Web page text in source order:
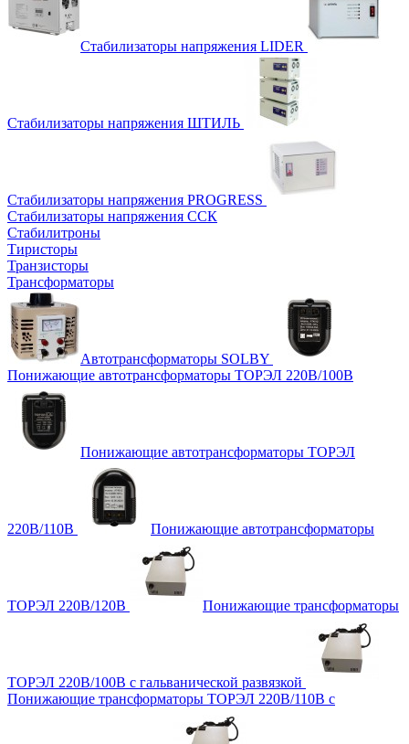
Стабилизаторы напряжения LIDER
Стабилизаторы напряжения ШТИЛЬ
Стабилизаторы напряжения PROGRESS
Стабилизаторы напряжения ССК
Стабилитроны
Тиристоры
Транзисторы
Трансформаторы
Автотрансформаторы SOLBY
Понижающие автотрансформаторы ТОРЭЛ 220В/100В
Понижающие автотрансформаторы ТОРЭЛ
220В/110В Понижающие автотрансформаторы
ТОРЭЛ 220В/120В Понижающие трансформаторы
ТОРЭЛ 220В/100В с гальванической развязкой
Понижающие трансформаторы ТОРЭЛ 220В/110В с